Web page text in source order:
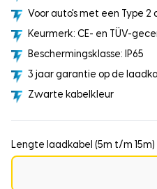
Voor auto's met een Type 2
Keurmerk: CE- en TÜV-
Beschermingsklasse: IP65
3 jaar garantie op de
Zwarte kabelkleur
Lengte laadkabel (5m t/m 15m)